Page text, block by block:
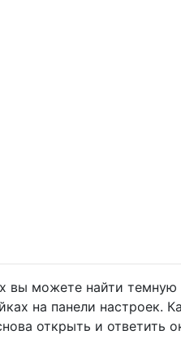
вы можете найти
на панели настроек.
открыть и ответить